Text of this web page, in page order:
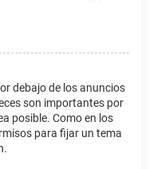
debajo de los anuncios
son importantes por
posible. Como en los
para fijar un tema